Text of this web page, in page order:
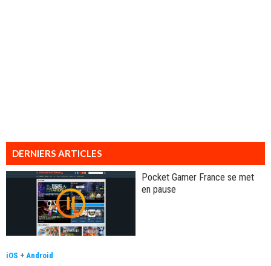
DERNIERS ARTICLES
Pocket Gamer France se met
en pause
iOS + Android